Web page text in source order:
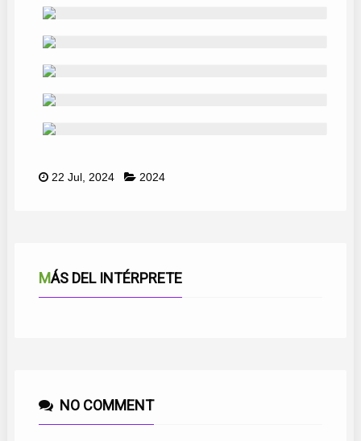
22 Jul, 2024 2024
MÁS DEL INTÉRPRETE
NO COMMENT